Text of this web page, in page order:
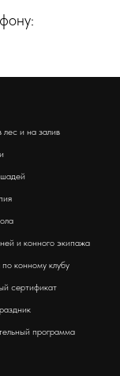
лес и на залив
и конного экипажа
конному клубу
сертификат
программа